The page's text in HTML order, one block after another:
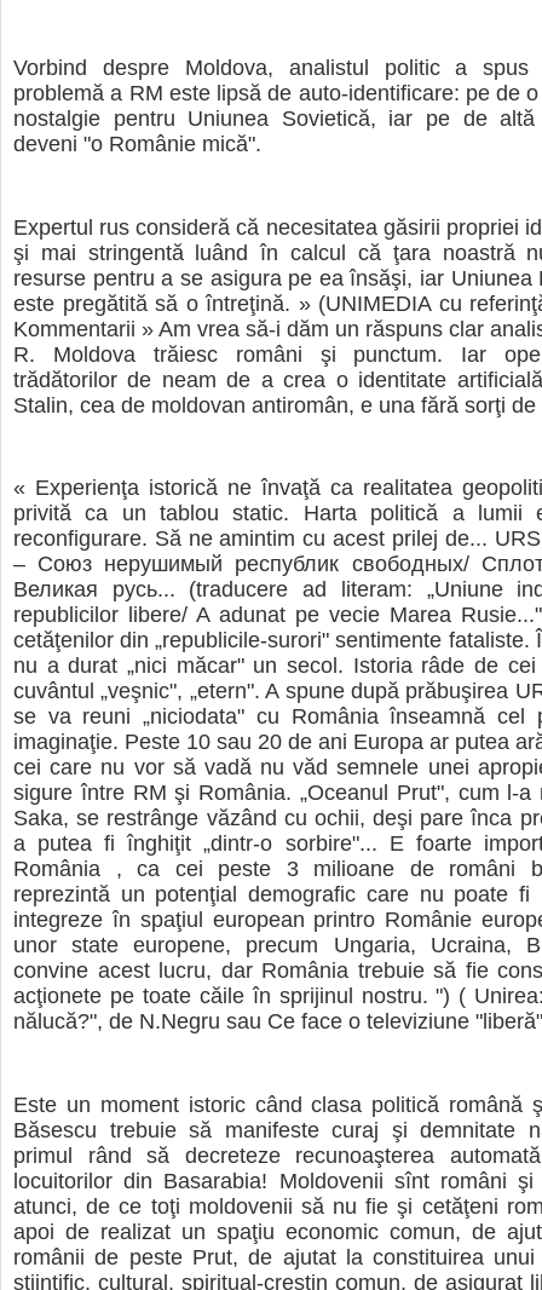
Vorbind despre Moldova, analistul politic a spus
problemă a RM este lipsă de auto-identificare: pe de
nostalgie pentru Uniunea Sovietică, iar pe de
deveni "o Românie mică".
Expertul rus consideră că necesitatea găsirii propriei
şi mai stringentă luând în calcul că ţara noastră
resurse pentru a se asigura pe ea însăşi, iar Uniunea
este pregătită să o întreţină. » (UNIMEDIA cu
Kommentarii » Am vrea să-i dăm un răspuns clar
R. Moldova trăiesc români şi punctum. Iar
trădătorilor de neam de a crea o identitate
Stalin, cea de moldovan antiromân, e una fără sorţi de
« Experienţa istorică ne învaţă ca realitatea
privită ca un tablou static. Harta politică a lumii
reconfigurare. Să ne amintim cu acest prilej de...
– Cоюз нерушимый республик свободных/
Великая русь... (traducere ad literam: „Uniune
republicilor libere/ A adunat pe vecie Marea
cetăţenilor din „republicile-surori" sentimente fataliste.
nu a durat „nici măcar" un secol. Istoria râde de
cuvântul „veşnic", „etern". A spune după prăbuşirea
se va reuni „niciodata" cu România înseamnă cel
imaginaţie. Peste 10 sau 20 de ani Europa ar putea
cei care nu vor să vadă nu văd semnele unei
sigure între RM şi România. „Oceanul Prut", cum l-a
Saka, se restrânge văzând cu ochii, deşi pare înca
a putea fi înghiţit „dintr-o sorbire"... E foarte
România , ca cei peste 3 milioane de români
reprezintă un potenţial demografic care nu poate fi
integreze în spaţiul european printro Românie
unor state europene, precum Ungaria, Ucraina,
convine acest lucru, dar România trebuie să fie
acţionete pe toate căile în sprijinul nostru. ") (
nălucă?", de N.Negru sau Ce face o televiziune
Este un moment istoric când clasa politică română
Băsescu trebuie să manifeste curaj şi demnitate
primul rând să decreteze recunoaşterea
locuitorilor din Basarabia! Moldovenii sînt români
atunci, de ce toţi moldovenii să nu fie şi cetăţeni
apoi de realizat un spaţiu economic comun, de
românii de peste Prut, de ajutat la constituirea
ştiinţific, cultural, spiritual-creştin comun, de asigurat